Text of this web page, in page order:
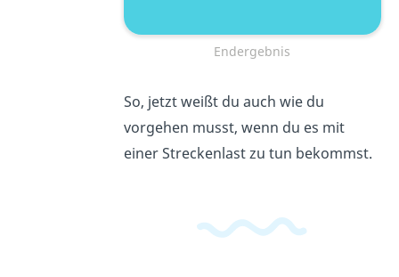
Endergebnis
So, jetzt weißt du auch wie du
vorgehen musst, wenn du es mit
einer Streckenlast zu tun bekommst.